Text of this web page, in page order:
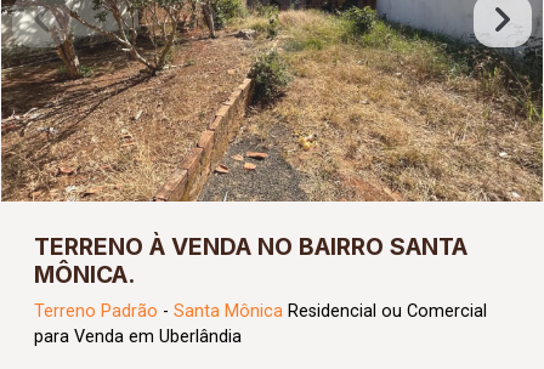
TERRENO À VENDA NO BAIRRO SANTA
MÔNICA.
Terreno Padrão - Santa Mônica Residencial ou Comercial
para Venda em Uberlândia